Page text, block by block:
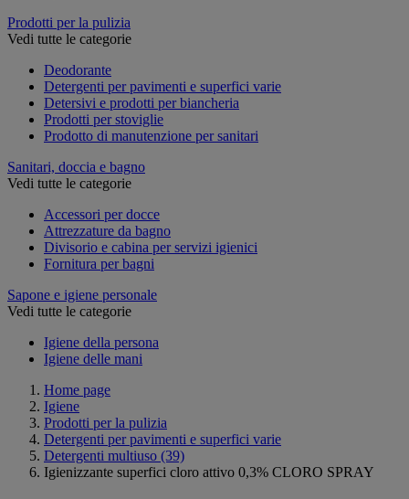
Prodotti per la pulizia
Vedi tutte le categorie
Deodorante
Detergenti per pavimenti e superfici varie
Detersivi e prodotti per biancheria
Prodotti per stoviglie
Prodotto di manutenzione per sanitari
Sanitari, doccia e bagno
Vedi tutte le categorie
Accessori per docce
Attrezzature da bagno
Divisorio e cabina per servizi igienici
Fornitura per bagni
Sapone e igiene personale
Vedi tutte le categorie
Igiene della persona
Igiene delle mani
Home page
Igiene
Prodotti per la pulizia
Detergenti per pavimenti e superfici varie
Detergenti multiuso (39)
Igienizzante superfici cloro attivo 0,3% CLORO SPRAY